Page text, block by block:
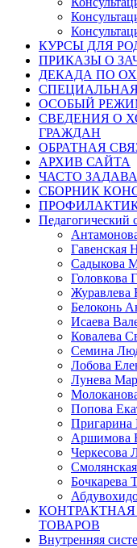
КУРСЫ ДЛЯ
ПРИКАЗЫ О
ДЕКАДА ПО
ОСОБЫЙ РЕЖИМ
СВЕДЕНИЯ О
ГРАЖДАН
ОБРАТНАЯ
АРХИВ САЙТА
ЧАСТО
СБОРНИК
Педагогический
Гавенская
Садыкова
Головкова
Журавлева
Белоконь
Исаева
Ковалева
Семина
Лобова
Лунева
Попова
Пригарина
Аршимова
Черкесова
Бочкарева
ТОВАРОВ
Внутренняя